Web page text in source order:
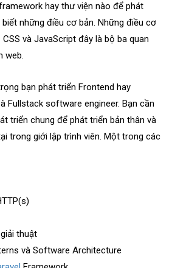
hay thư viện nào để phát
những điều cơ bản. Những điều cơ
và JavaScript đây là bộ ba quan
web.
bạn phát triển Frontend hay
Fullstack software engineer. Bạn cần
triển chung để phát triển bản thân và
trong giới lập trình viên. Một trong các
thuật
và Software Architecture